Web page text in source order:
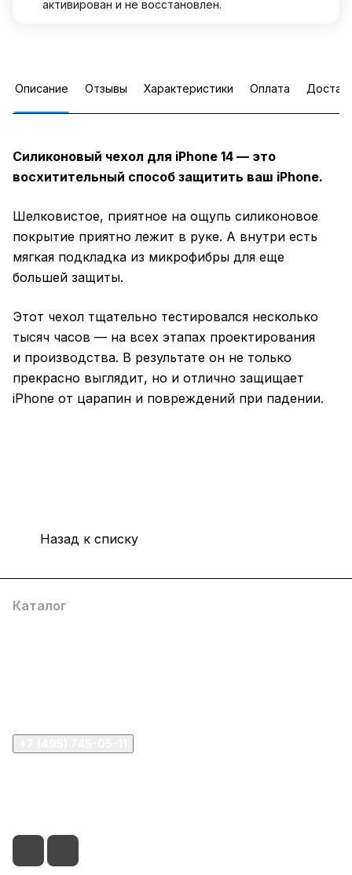
активирован и не восстановлен.
Описание Отзывы Характеристики Оплата
Силиконовый чехол для iPhone 14 — это
восхитительный способ защитить ваш iPhone.
Шелковистое, приятное на ощупь силиконовое
покрытие приятно лежит в руке. А внутри есть
мягкая подкладка из микрофибры для еще
большей защиты.
Этот чехол тщательно тестировался несколько
тысяч часов — на всех этапах проектирования
и производства. В результате он не только
прекрасно выглядит, но и отлично защищает
iPhone от царапин и повреждений при падении.
Назад к списку
Каталог